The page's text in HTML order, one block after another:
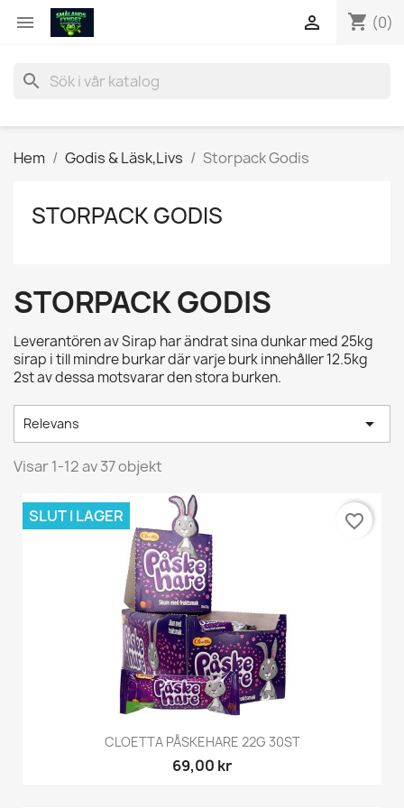
 shopping_cart (0)

search
Hem Godis & Läsk,Livs Storpack Godis
STORPACK GODIS
STORPACK GODIS
Leverantören av Sirap har ändrat sina dunkar med 25kg
sirap i till mindre burkar där varje burk innehåller 12.5kg
2st av dessa motsvarar den stora burken.
Relevans 
Visar 1-12 av 37 objekt
CLOETTA PÅSKEHARE 22G 30ST
69,00 kr
SLUT I LAGER favorite_border